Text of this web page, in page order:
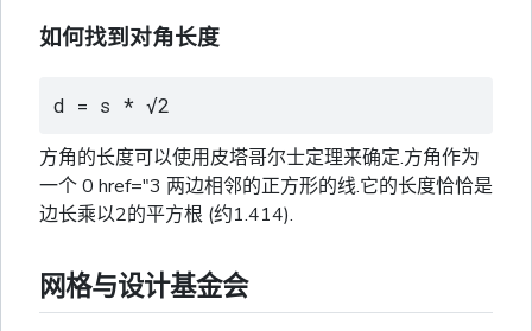
如何找到对角长度
d = s * √2
方角的长度可以使用皮塔哥尔士定理来确定.方角作为
一个 0 href="3 两边相邻的正方形的线.它的长度恰恰是
边长乘以2的平方根 (约1.414).
网格与设计基金会